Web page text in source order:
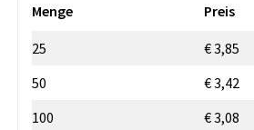
Menge Preis
25
€ 3,85
50
€ 3,42
100
€ 3,08